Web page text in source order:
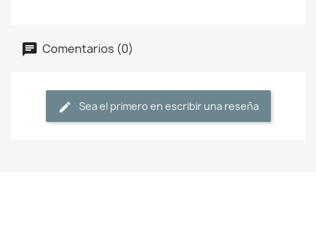
Comentarios (0)
Sea el primero en escribir una reseña